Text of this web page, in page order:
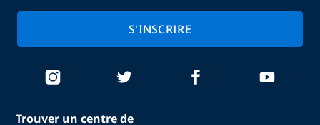
Trouver un centre de
S'INSCRIRE